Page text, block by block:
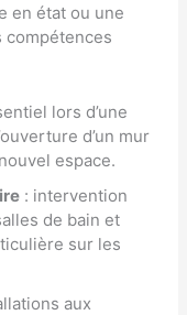
en état ou une
compétences
lors d’une
d’un mur
espace.
: intervention
de bain et
sur les
aux